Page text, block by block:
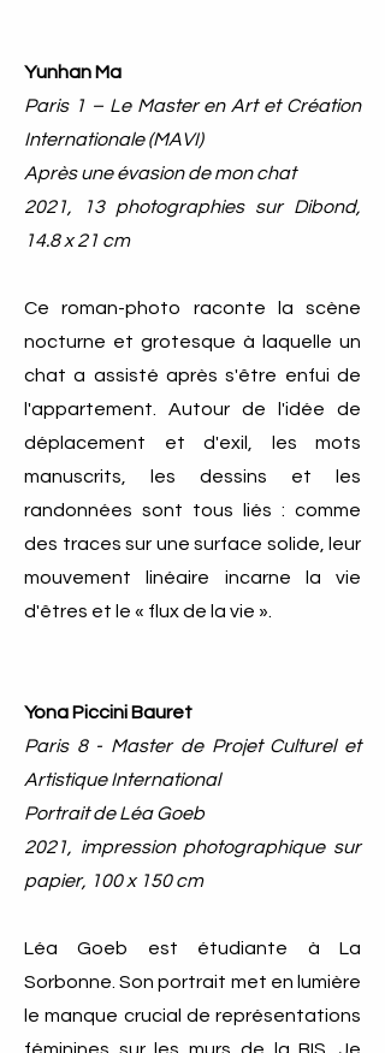
Yunhan Ma
Paris 1 – Le Master en Art et Création
Internationale (MAVI)
Après une évasion de mon chat
2021, 13 photographies sur Dibond,
14.8 x 21 cm
Ce roman-photo raconte la scène
nocturne et grotesque à laquelle un
chat a assisté après s'être enfui de
l'appartement. Autour de l'idée de
déplacement et d'exil, les mots
manuscrits, les dessins et les
randonnées sont tous liés : comme
des traces sur une surface solide, leur
mouvement linéaire incarne la vie
d'êtres et le « flux de la vie ».
Yona Piccini Bauret
Paris 8 - Master de Projet Culturel et
Artistique International
Portrait de Léa Goeb
2021, impression photographique sur
papier, 100 x 150 cm
Léa Goeb est étudiante à La
Sorbonne. Son portrait met en lumière
le manque crucial de représentations